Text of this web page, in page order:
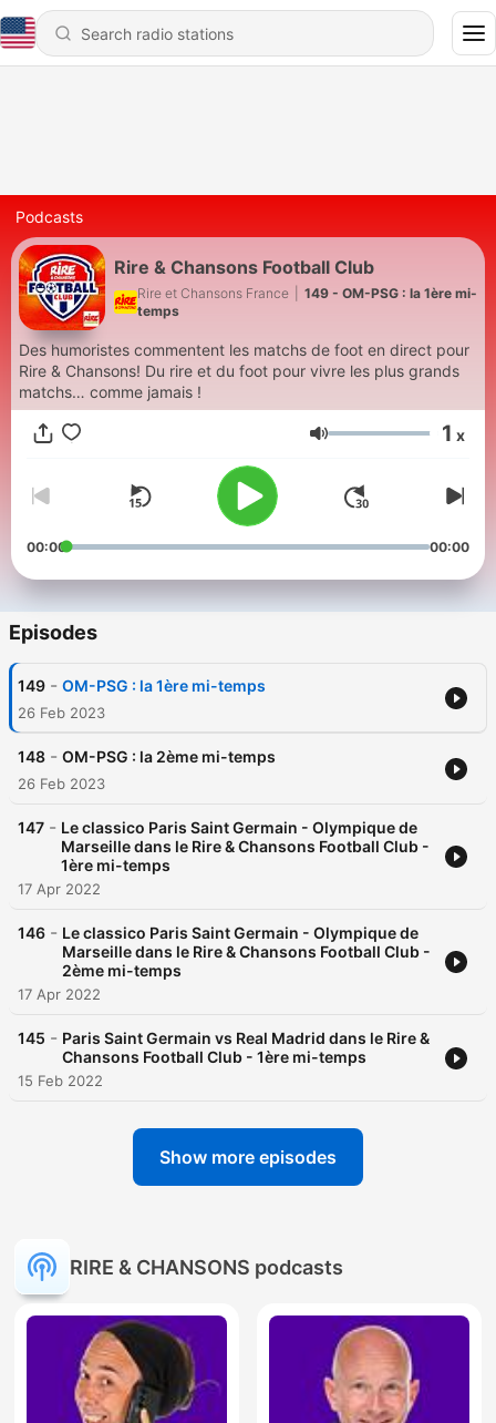
Podcasts
Rire & Chansons Football Club
Rire et Chansons France
149 - OM-PSG : la 1ère mi-
temps
Des humoristes commentent les matchs de foot en direct pour
Rire & Chansons! Du rire et du foot pour vivre les plus grands
matchs… comme jamais !
Volume 1 x
00:00 00:00
Episodes
149 - OM-PSG : la 1ère mi-temps
26 Feb 2023
148 - OM-PSG : la 2ème mi-temps
26 Feb 2023
147 - Le classico Paris Saint Germain - Olympique de
Marseille dans le Rire & Chansons Football Club -
1ère mi-temps
17 Apr 2022
146 - Le classico Paris Saint Germain - Olympique de
Marseille dans le Rire & Chansons Football Club -
2ème mi-temps
17 Apr 2022
145 - Paris Saint Germain vs Real Madrid dans le Rire &
Chansons Football Club - 1ère mi-temps
15 Feb 2022
Show more episodes
RIRE & CHANSONS podcasts